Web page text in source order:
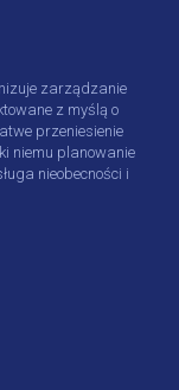
zarządzanie
z myślą o
przeniesienie
niemu planowanie
nieobecności i